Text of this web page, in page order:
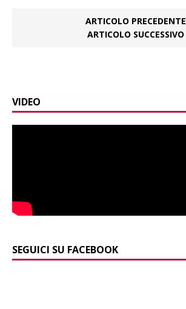
ARTICOLO PRECEDENTE
ARTICOLO SUCCESSIVO
VIDEO
SEGUICI SU FACEBOOK